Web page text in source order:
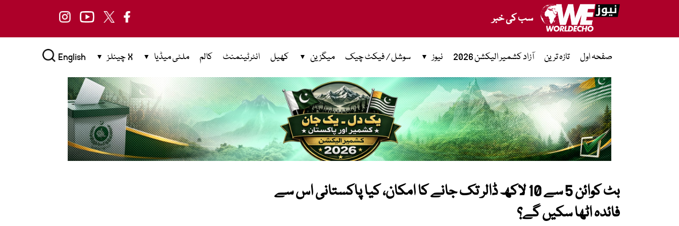
سب کی خبر
صفحہ اول تازہ ترین آزاد کشمیر الیکشن 2026 نیوز سوشل / فیکٹ چیک میگزین کھیل انٹرٹینمنٹ کالم ملٹی میڈیا X چینلز English
بٹ کوائن 5 سے 10 لاکھ ڈالر تک جانے کا امکان، کیا پاکستانی اس سے
فائدہ اٹھا سکیں گے؟